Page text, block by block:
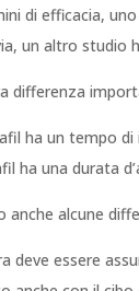
di efficacia,
un altro studio
differenza
ha un tempo
ha una durata
anche alcune
deve essere